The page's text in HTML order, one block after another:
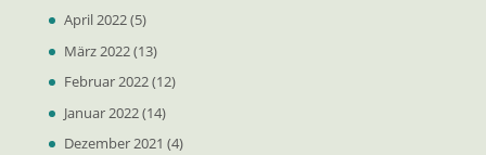
April 2022(5)
März 2022(13)
Februar 2022(12)
Januar 2022(14)
Dezember 2021 (4)